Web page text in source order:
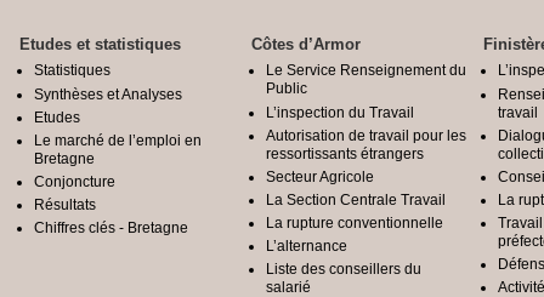
Etudes et statistiques
Statistiques
Synthèses et Analyses
Etudes
Le marché de l’emploi en
Bretagne
Conjoncture
Résultats
Chiffres clés - Bretagne
Côtes d’Armor
Le Service Renseignement du
Public
L’inspection du Travail
Autorisation de travail pour les
ressortissants étrangers
Secteur Agricole
La Section Centrale Travail
La rupture conventionnelle
L’alternance
Liste des conseillers du
salarié
travail
La